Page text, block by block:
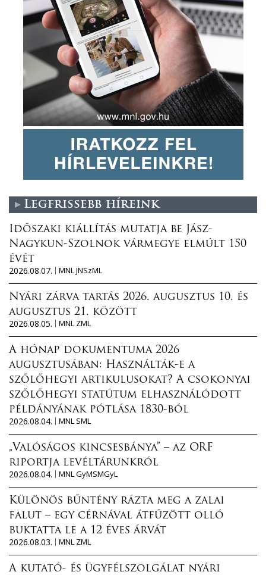
Legfrissebb híreink
Időszaki kiállítás mutatja be Jász-
Nagykun-Szolnok vármegye elmúlt 150
évét
2026.08.07.
MNL JNSzML
Nyári zárva tartás 2026. augusztus 10. és
augusztus 21. között
2026.08.05.
MNL ZML
A hónap dokumentuma 2026
augusztusában: Használták-e a
szőlőhegyi artikulusokat? A csokonyai
szőlőhegyi statútum elhasználódott
példányának pótlása 1830-ból
2026.08.04.
MNL SML
„Valóságos kincsesbánya” – az ORF
riportja levéltárunkról
2026.08.04.
MNL GyMSMGyL
Különös bűntény rázta meg a zalai
falut – egy cérnával átfűzött olló
buktatta le a 12 éves árvát
2026.08.03.
MNL ZML
A kutató- és ügyfélszolgálat nyári